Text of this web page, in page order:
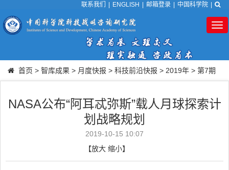
联系我们 ENGLISH 邮箱登录 中国科学院
首页 > 智库成果 > 月度快报 > 科技前沿快报 > 2019年 > 第7期
NASA公布“阿耳忒弥斯”载人月球探索计
划战略规划
2019-10-15 10:07
【放大 缩小】